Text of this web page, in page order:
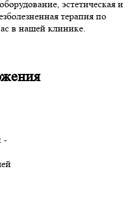
эстетическая и
терапия по
в нашей клинике.
-